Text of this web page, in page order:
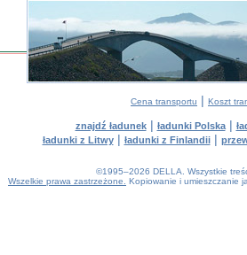
Cena transportu | Koszt
znajdź ładunek| ładunki Polska|
ładunki z Litwy| ładunki z Finlandii|
©1995–2026 DELLA. Wszystkie
Wszelkie prawa zastrzeżone.
Kopiowanie i umieszczanie